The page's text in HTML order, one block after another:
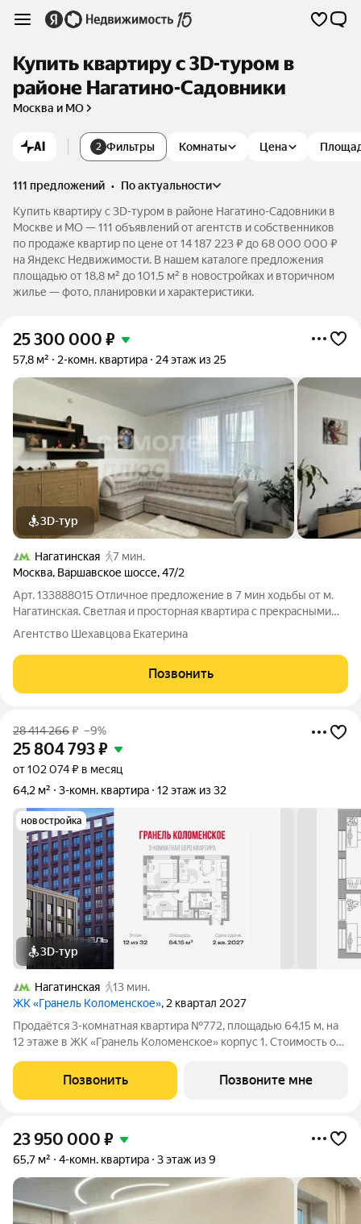
Купить квартиру c 3D-туром в
районе Нагатино-Садовники
Москва и МО
AI 2 Фильтры Комнаты Цена
111 предложений •
по актуальности
Купить квартиру c 3D-туром в районе Нагатино-Садовники в
Москве и МО — 111 объявлений от агентств и собственников
по продаже квартир по цене от 14 187 223 ₽ до 68 000 000 ₽
на Яндекс Недвижимости. В нашем каталоге предложения
площадью от 18,8 м² до 101,5 м² в новостройках и вторичном
жилье — фото, планировки и характеристики.
25 300 000 ₽
57,8 м² 2-комн. квартира 24 этаж из 25
3D-тур
Нагатинская
7 мин.
Москва, Варшавское шоссе,47/2
Арт. 133888015 Отличное предложение в 7 мин ходьбы от м.
Нагатинская. Светлая и просторная квартира с прекрасными
видами на город. ПРЕИМУЩЕСТВА КВАРТИРЫ: -торцевая
квартира; - удачная планировка; -качественный ремонт от
застройщика, не требующий
Агентство Шехавцова Екатерина
Позвонить
28 414 266₽ –9%
25 804 793₽
от 102 074 ₽ в месяц
64,2 м²
3-комн. квартира 12 этаж из 32
новостройка
3D-тур
Нагатинская
13 мин.
ЖК «Гранель Коломенское», 2 квартал 2027
Продаётся 3-комнатная квартира №772, площадью 64,15 м, на
12 этаже в ЖК «Гранель Коломенское» корпус 1. Стоимость от
окна на улицу. Жилой квартал «Гранель Коломенское»
расположился на юге
Позвонить Позвоните мне
23 950 000 ₽
65,7 м² 4-комн. квартира 3 этаж из 9